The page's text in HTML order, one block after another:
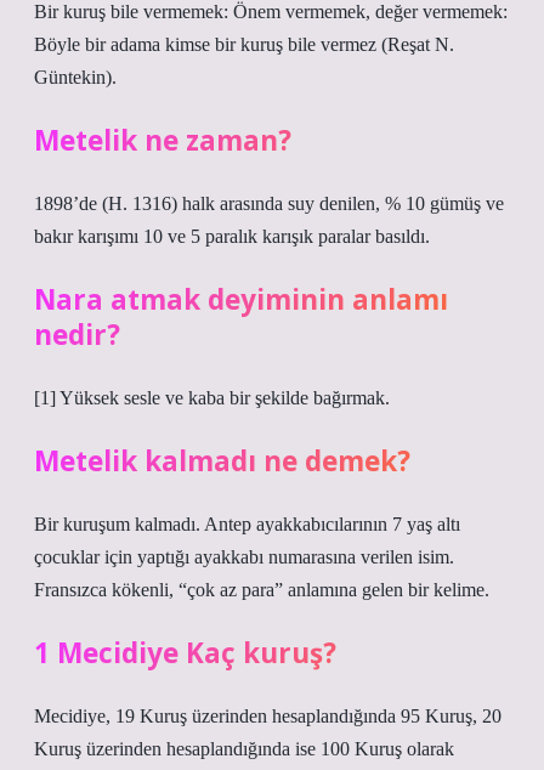
Bir kuruş bile vermemek: Önem vermemek, değer vermemek:
Böyle bir adama kimse bir kuruş bile vermez (Reşat N.
Güntekin).
Metelik ne zaman?
1898’de (H. 1316) halk arasında suy denilen, % 10 gümüş ve
bakır karışımı 10 ve 5 paralık karışık paralar basıldı.
Nara atmak deyiminin anlamı
nedir?
[1] Yüksek sesle ve kaba bir şekilde bağırmak.
Metelik kalmadı ne demek?
Bir kuruşum kalmadı. Antep ayakkabıcılarının 7 yaş altı
çocuklar için yaptığı ayakkabı numarasına verilen isim.
Fransızca kökenli, “çok az para” anlamına gelen bir kelime.
1 Mecidiye Kaç kuruş?
Mecidiye, 19 Kuruş üzerinden hesaplandığında 95 Kuruş, 20
Kuruş üzerinden hesaplandığında ise 100 Kuruş olarak